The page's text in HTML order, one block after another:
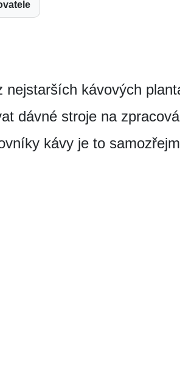
nejstarších kávových
dávné stroje na
kávy je to